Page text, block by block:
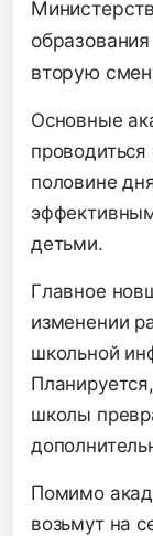
вторую
Основные
половине
детьми.
Главное
изменении
школьной
школы
Помимо
возьмут на